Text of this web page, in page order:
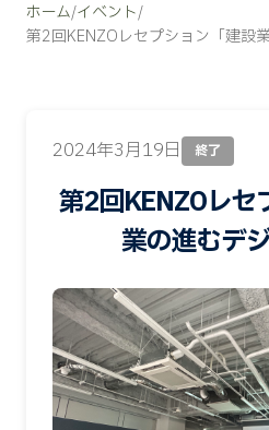
ホーム/イベント/
第2回KENZOレセプション「建設
2024年3月19日 終了
第2回KENZOレセ
業の進むデ